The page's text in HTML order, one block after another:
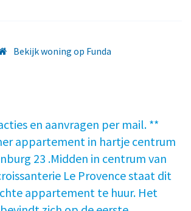
Bekijk woning op Funda
en aanvragen per mail. **
appartement in hartje centrum
23 .Midden in centrum van
Le Provence staat dit
appartement te huur. Het